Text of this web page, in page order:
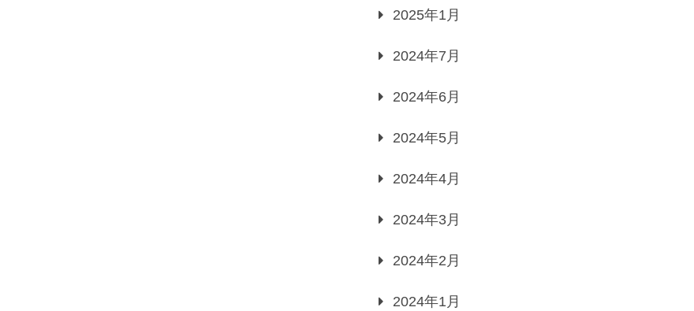
2025年1月
2024年7月
2024年6月
2024年5月
2024年4月
2024年3月
2024年2月
2024年1月